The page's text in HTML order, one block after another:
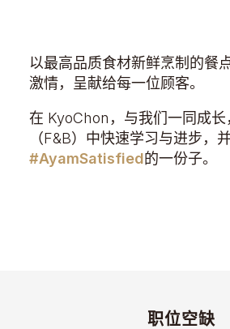
以最高品质食材新鲜烹制的餐
激情，呈献给每一位顾客。
在 KyoChon，与我们一同成
（F&B）中快速学习与进步，
#AyamSatisfied的一份子。
职位空缺